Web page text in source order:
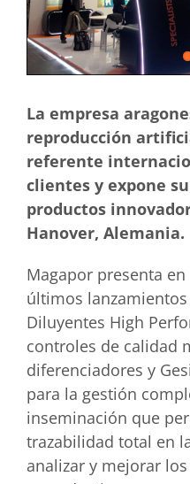
La empresa
reproducción
referente
clientes y expone
productos
Hanover, Alemania.
Magapor presenta
últimos
Diluyentes High
controles de calidad
diferenciadores y
para la gestión
inseminación que
trazabilidad total en
analizar y mejorar